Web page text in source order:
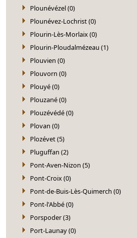
Plounévézel (0)
Plounévez-Lochrist (0)
Plourin-Lès-Morlaix (0)
Plourin-Ploudalmézeau (1)
Plouvien (0)
Plouvorn (0)
Plouyé (0)
Plouzané (0)
Plouzévédé (0)
Plovan (0)
Plozévet (5)
Pluguffan (2)
Pont-Aven-Nizon (5)
Pont-Croix (0)
Pont-de-Buis-Lès-Quimerch (0)
Pont-l'Abbé (0)
Porspoder (3)
Port-Launay (0)